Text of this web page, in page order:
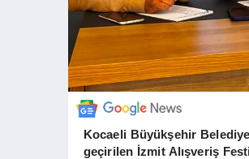
Kocaeli Büyükşehir
geçirilen İzmit Alışveriş